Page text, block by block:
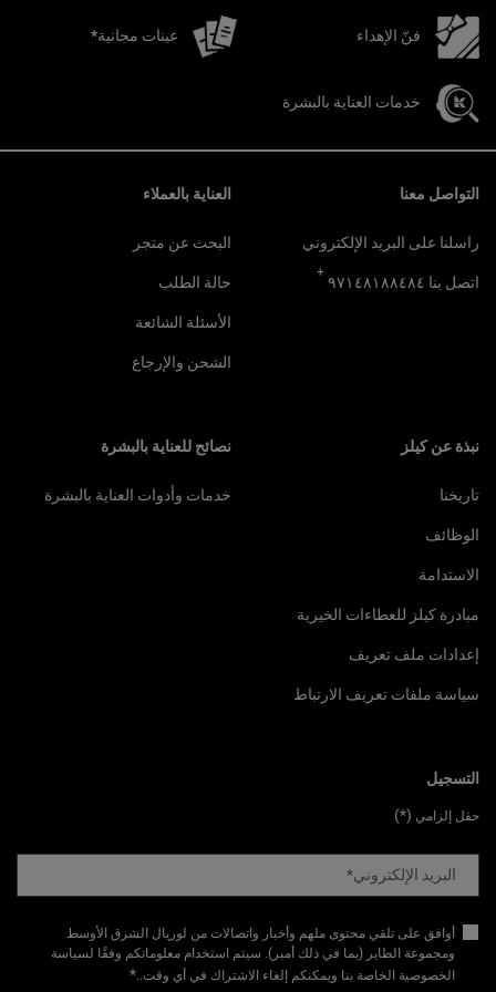
فنّ الإهداء عينات مجانية*
خدمات العناية بالبشرة
التواصل معنا
راسلنا على البريد الإلكتروني
اتصل بنا ٩٧١٤٨١٨٨٤٨٤
+
العناية بالعملاء
البحث عن متجر
حالة الطلب
الأسئلة الشائعة
الشحن والإرجاع
نبذة عن كيلز
تاريخنا
الوظائف
الاستدامة
مبادرة كيلز للعطاءات الخيرية
إعدادات ملف تعريف
سياسة ملفات تعريف الارتباط
نصائح للعناية بالبشرة
خدمات وأدوات العناية بالبشرة
التسجيل
حقل إلزامي (*)
البريد الإلكتروني*
أوافق على تلقي محتوى ملهم وأخبار واتصالات من لوريال الشرق الأوسط
ومجموعة الطاير (بما في ذلك أمبر). سيتم استخدام معلوماتكم وفقًا لسياسة
الخصوصية الخاصة بنا ويمكنكم إلغاء الاشتراك في أي وقت.​.
*